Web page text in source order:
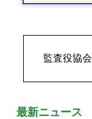
監査役協
最新ニュース